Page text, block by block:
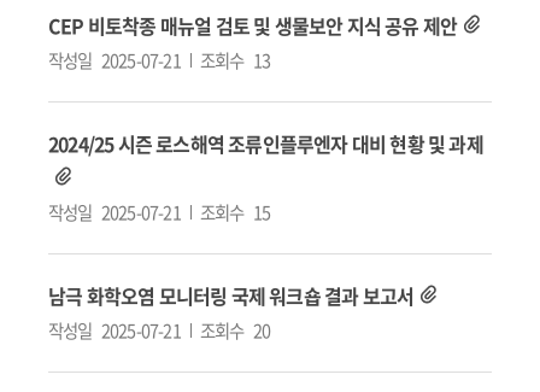
CEP 비토착종 매뉴얼 검토 및 생물보안 지식 공유 제안
작성일 2025-07-21 조회수 13
2024/25 시즌 로스해역 조류인플루엔자 대비 현황 및 과제
작성일 2025-07-21 조회수 15
남극 화학오염 모니터링 국제 워크숍 결과 보고서
작성일 2025-07-21 조회수 20